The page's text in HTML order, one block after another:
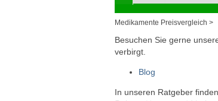
Medikamente Preisvergleich >
Besuchen Sie gerne
verbirgt.
Blog
In unseren Ratgeber